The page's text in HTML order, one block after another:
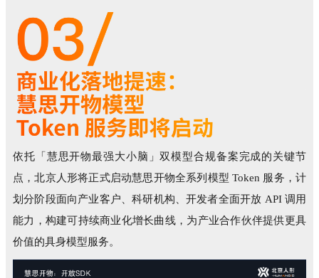
依托「慧思开物最强大小脑」双模型合规备案完成的关键节
点，北京人形将正式启动慧思开物全系列模型 Token 服务，计
划分阶段面向产业客户、科研机构、开发者全面开放 API 调用
能力，构建可持续商业化增长曲线，为产业合作伙伴提供更具
价值的具身模型服务。